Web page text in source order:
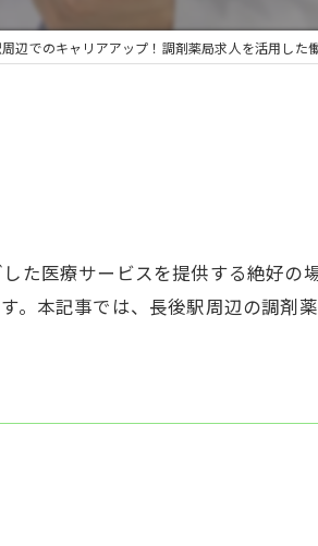
辺でのキャリアアップ！調剤薬局求人を活用した
た医療サービスを提供する絶好の
。本記事では、長後駅周辺の調剤